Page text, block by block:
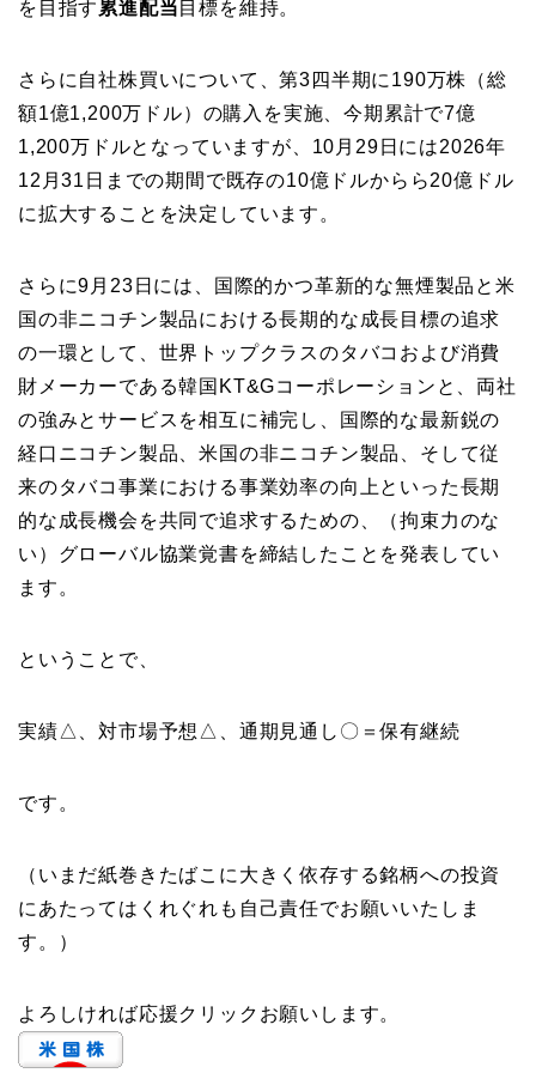
を目指す 累進配当 目標を維持。
さらに自社株買いについて、第3四半期に190万株（総
額1億1,200万ドル）の購入を実施、今期累計で7億
1,200万ドルとなっていますが、10月29日には2026年
12月31日までの期間で既存の10億ドルからら20億ドル
に拡大することを決定しています。
さらに9月23日には、国際的かつ革新的な無煙製品と米
国の非ニコチン製品における長期的な成長目標の追求
の一環として、世界トップクラスのタバコおよび消費
財メーカーである韓国KT&Gコーポレーションと、両社
の強みとサービスを相互に補完し、国際的な最新鋭の
経口ニコチン製品、米国の非ニコチン製品、そして従
来のタバコ事業における事業効率の向上といった長期
的な成長機会を共同で追求するための、（拘束力のな
い）グローバル協業覚書を締結したことを発表してい
ます。
ということで、
実績△、対市場予想△、通期見通し〇＝保有継続
です。
（いまだ紙巻きたばこに大きく依存する銘柄への投資
にあたってはくれぐれも自己責任でお願いいたしま
す。）
よろしければ応援クリックお願いします。